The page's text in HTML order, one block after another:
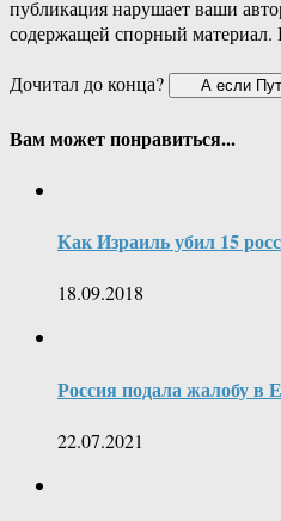
публикация нарушает ваши
содержащей спорный материал.
Дочитал до конца?
Вам может понравиться...
Как Израиль убил 15
18.09.2018
Россия подала жалобу
22.07.2021